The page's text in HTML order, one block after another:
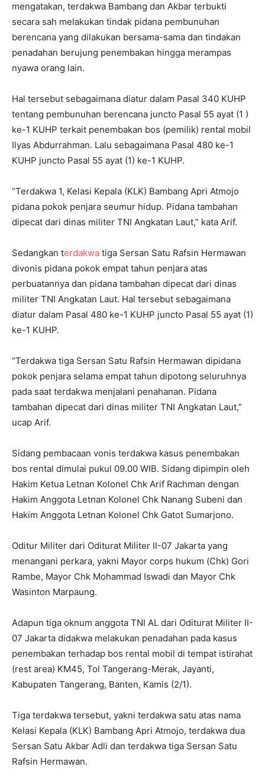
mengatakan, terdakwa Bambang dan Akbar terbukti
secara sah melakukan tindak pidana pembunuhan
berencana yang dilakukan bersama-sama dan tindakan
penadahan berujung penembakan hingga merampas
nyawa orang lain.
Hal tersebut sebagaimana diatur dalam Pasal 340 KUHP
tentang pembunuhan berencana juncto Pasal 55 ayat (1 )
ke-1 KUHP terkait penembakan bos (pemilik) rental mobil
Ilyas Abdurrahman. Lalu sebagaimana Pasal 480 ke-1
KUHP juncto Pasal 55 ayat (1) ke-1 KUHP.
“Terdakwa 1, Kelasi Kepala (KLK) Bambang Apri Atmojo
pidana pokok penjara seumur hidup. Pidana tambahan
dipecat dari dinas militer TNI Angkatan Laut,” kata Arif.
Sedangkan terdakwa tiga Sersan Satu Rafsin Hermawan
divonis pidana pokok empat tahun penjara atas
perbuatannya dan pidana tambahan dipecat dari dinas
militer TNI Angkatan Laut. Hal tersebut sebagaimana
diatur dalam Pasal 480 ke-1 KUHP juncto Pasal 55 ayat (1)
ke-1 KUHP.
“Terdakwa tiga Sersan Satu Rafsin Hermawan dipidana
pokok penjara selama empat tahun dipotong seluruhnya
pada saat terdakwa menjalani penahanan. Pidana
tambahan dipecat dari dinas militer TNI Angkatan Laut,”
ucap Arif.
Sidang pembacaan vonis terdakwa kasus penembakan
bos rental dimulai pukul 09.00 WIB. Sidang dipimpin oleh
Hakim Ketua Letnan Kolonel Chk Arif Rachman dengan
Hakim Anggota Letnan Kolonel Chk Nanang Subeni dan
Hakim Anggota Letnan Kolonel Chk Gatot Sumarjono.
Oditur Militer dari Oditurat Militer II-07 Jakarta yang
menangani perkara, yakni Mayor corps hukum (Chk) Gori
Rambe, Mayor Chk Mohammad Iswadi dan Mayor Chk
Wasinton Marpaung.
Adapun tiga oknum anggota TNI AL dari Oditurat Militer II-
07 Jakarta didakwa melakukan penadahan pada kasus
penembakan terhadap bos rental mobil di tempat istirahat
(rest area) KM45, Tol Tangerang-Merak, Jayanti,
Kabupaten Tangerang, Banten, Kamis (2/1).
Tiga terdakwa tersebut, yakni terdakwa satu atas nama
Kelasi Kepala (KLK) Bambang Apri Atmojo, terdakwa dua
Sersan Satu Akbar Adli dan terdakwa tiga Sersan Satu
Rafsin Hermawan.